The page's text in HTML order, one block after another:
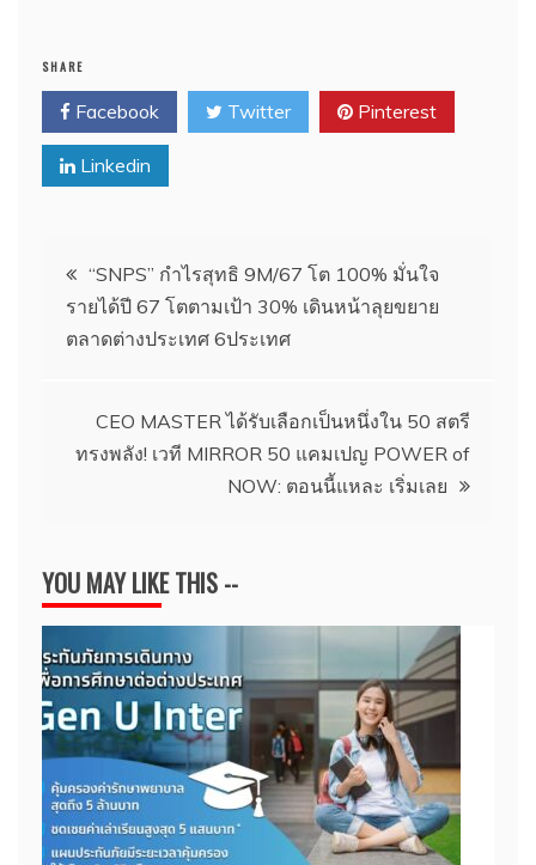
SHARE
Facebook Twitter Pinterest
Linkedin
แนะแนว
เรื่อง
“SNPS” กำไรสุทธิ 9M/67 โต 100% มั่นใจ
รายได้ปี 67 โตตามเป้า 30% เดินหน้าลุยขยาย
ตลาดต่างประเทศ 6ประเทศ
CEO MASTER ได้รับเลือกเป็นหนึ่งใน 50 สตรี
ทรงพลัง! เวที MIRROR 50 แคมเปญ POWER of
NOW: ตอนนี้แหละ เริ่มเลย
YOU MAY LIKE THIS --